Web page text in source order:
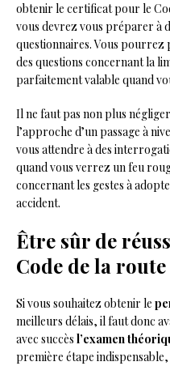
obtenir le certificat pour le
vous devrez vous préparer à
questionnaires. Vous
des questions concernant la
parfaitement valable quand
Il ne faut pas non plus
l’approche d’un passage à
vous attendre à des
quand vous verrez un feu
concernant les gestes à
accident.
Être sûr de
Code de la route
Si vous souhaitez obtenir le
meilleurs délais, il faut donc
avec succès l’examen
première étape